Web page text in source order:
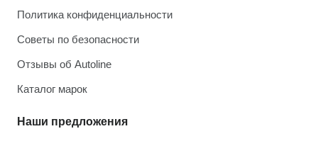
Политика конфиденциальности
Советы по безопасности
Отзывы об Autoline
Каталог марок
Наши предложения